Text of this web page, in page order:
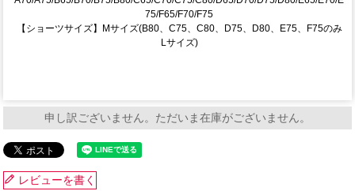
75/F65/F70/F75
【ショーツサイズ】Mサイズ(B80、C75、C80、D75、D80、E75、F75のみ
Lサイズ)
申し訳ございません。ただいま在庫がございません。
レビューを書く